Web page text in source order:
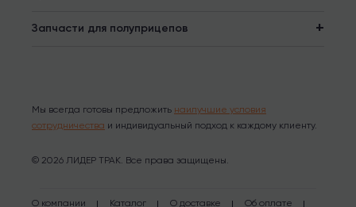
Запчасти для полуприцепов
Мы всегда готовы предложить наилучшие условия
сотрудничества и индивидуальный подход к каждому клиенту.
© 2026 ЛИДЕР ТРАК. Все права защищены.
О компании Каталог О доставке Об оплате